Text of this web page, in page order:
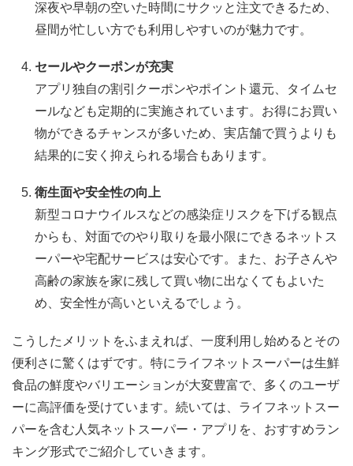
深夜や早朝の空いた時間にサクッと注文できるため、
昼間が忙しい方でも利用しやすいのが魅力です。
セールやクーポンが充実
アプリ独自の割引クーポンやポイント還元、タイムセ
ールなども定期的に実施されています。お得にお買い
物ができるチャンスが多いため、実店舗で買うよりも
結果的に安く抑えられる場合もあります。
衛生面や安全性の向上
新型コロナウイルスなどの感染症リスクを下げる観点
からも、対面でのやり取りを最小限にできるネットス
ーパーや宅配サービスは安心です。また、お子さんや
高齢の家族を家に残して買い物に出なくてもよいた
め、安全性が高いといえるでしょう。
こうしたメリットをふまえれば、一度利用し始めるとその
便利さに驚くはずです。特にライフネットスーパーは生鮮
食品の鮮度やバリエーションが大変豊富で、多くのユーザ
ーに高評価を受けています。続いては、ライフネットスー
パーを含む人気ネットスーパー・アプリを、おすすめラン
キング形式でご紹介していきます。